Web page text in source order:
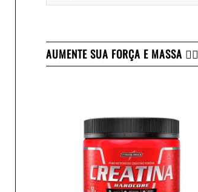
AUMENTE SUA FORÇA E MASSA 👇🏻